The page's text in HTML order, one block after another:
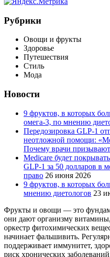
Рубрики
Овощи и фрукты
Здоровье
Путешествия
Стиль
Мода
Новости
9 фруктов, в которых
омега-3, по мнению
Передозировка GLP-1
неотложной помощи:
Почему врачи
Medicare будет
GLP-1 за 50 долларов в
право 26 июня 2026
9 фруктов, в которых
мнению диетологов 23
Фрукты и овощи — это
они дают организму
оркестр фитохимических
начинает фальшивить.
поддерживает иммунитет,
риск хронических